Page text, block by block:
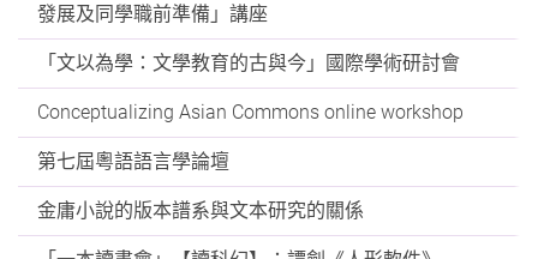
發展及同學職前準備」講座
「文以為學：文學教育的古與今」國際學術研討會
Conceptualizing Asian Commons online workshop
第七屆粵語語言學論壇
金庸小說的版本譜系與文本研究的關係